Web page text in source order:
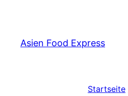
springen
Asien Food Express
Startseite